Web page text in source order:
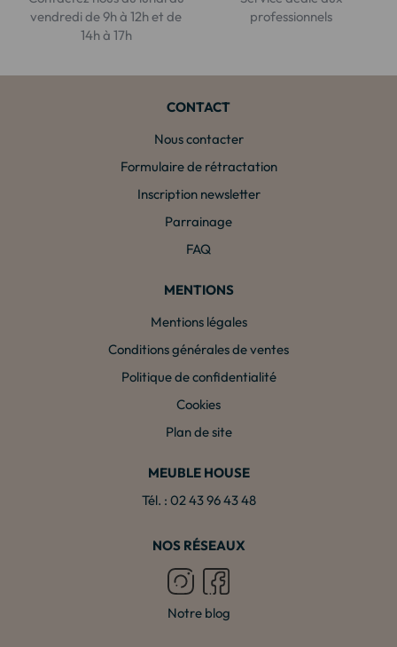
vendredi de 9h à 12h et de
14h à 17h
professionnels
CONTACT
Nous contacter
Formulaire de rétractation
Inscription newsletter
Parrainage
FAQ
MENTIONS
Mentions légales
Conditions générales de ventes
Politique de confidentialité
Cookies
Plan de site
MEUBLE HOUSE
Tél. : 02 43 96 43 48
NOS RÉSEAUX
Notre blog